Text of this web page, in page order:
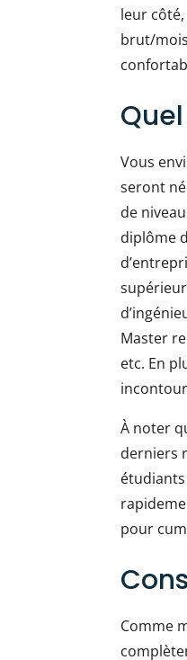
leur
brut/
Vous
seront
de
diplôme
Master
etc. En
À noter
derniers
pour
Comme